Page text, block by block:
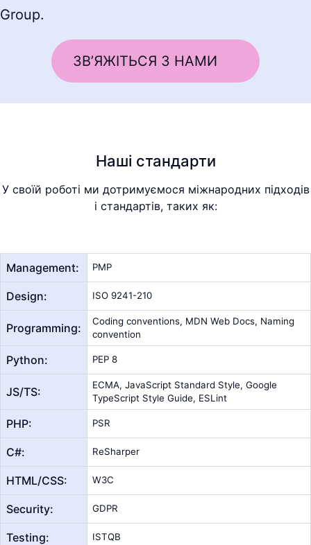
Group.
ЗВ’ЯЖІТЬСЯ З НАМИ
Наші стандарти
У своїй роботі ми дотримуємося міжнародних підходів
і стандартів, таких як:
Management: PMP
Design: ISO 9241-210
Programming:
Coding conventions, MDN Web Docs, Naming
convention
Python: PEP 8
JS/TS:
ECMA, JavaScript Standard Style, Google
TypeScript Style Guide, ESLint
PHP: PSR
С#: ReSharper
HTML/CSS: W3C
Security: GDPR
Testing: ISTQB